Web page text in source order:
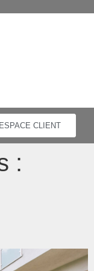
ESPACE CLIENT
: